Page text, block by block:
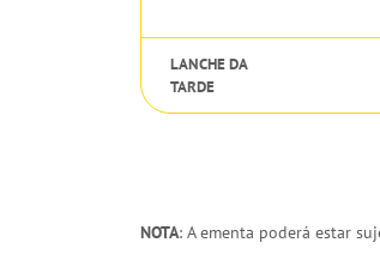
LANCHE DA
TARDE
NOTA: A ementa poderá estar